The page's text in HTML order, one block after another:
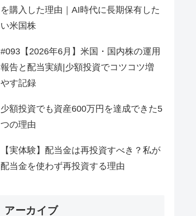
を購入した理由｜AI時代に長期保有した
い米国株
#093【2026年6月】米国・国内株の運用
報告と配当実績|少額投資でコツコツ増
やす記録
少額投資でも資産600万円を達成できた5
つの理由
【実体験】配当金は再投資すべき？私が
配当金を使わず再投資する理由
アーカイブ